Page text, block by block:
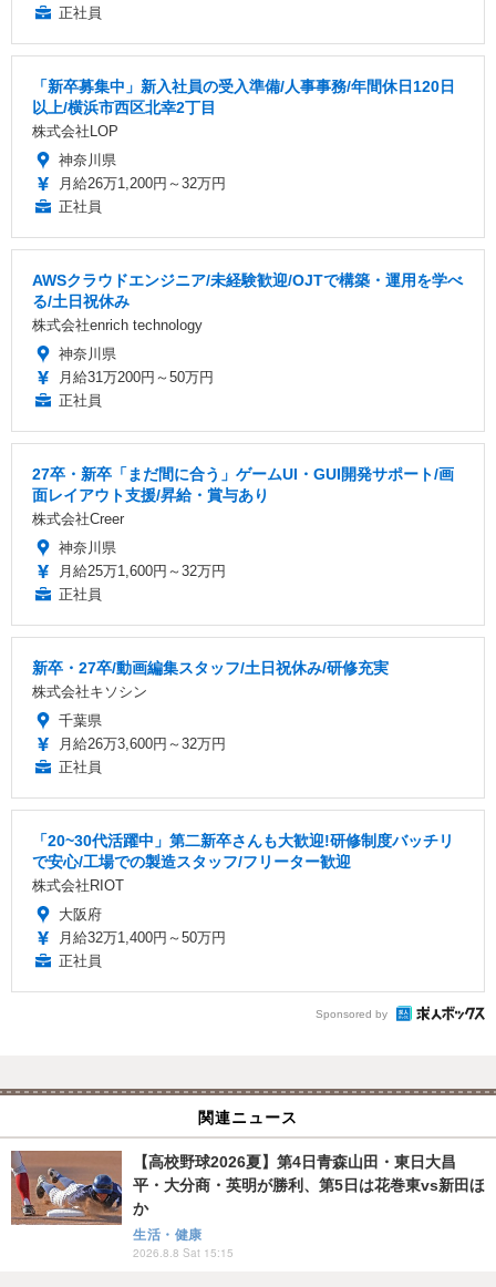
正社員
「新卒募集中」新入社員の受入準備/人事事務/年間休日120日
以上/横浜市西区北幸2丁目
株式会社LOP
神奈川県
月給26万1,200円～32万円
正社員
AWSクラウドエンジニア/未経験歓迎/OJTで構築・運用を学べ
る/土日祝休み
株式会社enrich technology
神奈川県
月給31万200円～50万円
正社員
27卒・新卒「まだ間に合う」ゲームUI・GUI開発サポート/画
面レイアウト支援/昇給・賞与あり
株式会社Creer
神奈川県
月給25万1,600円～32万円
正社員
新卒・27卒/動画編集スタッフ/土日祝休み/研修充実
株式会社キソシン
千葉県
月給26万3,600円～32万円
正社員
「20~30代活躍中」第二新卒さんも大歓迎!研修制度バッチリ
で安心/工場での製造スタッフ/フリーター歓迎
株式会社RIOT
大阪府
月給32万1,400円～50万円
正社員
Sponsored by
関連ニュース
【高校野球2026夏】第4日青森山田・東日大昌
平・大分商・英明が勝利、第5日は花巻東vs新田ほ
か
生活・健康
2026.8.8 Sat 15:15